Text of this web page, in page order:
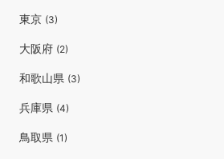
東京 (3)
大阪府 (2)
和歌山県 (3)
兵庫県 (4)
鳥取県 (1)